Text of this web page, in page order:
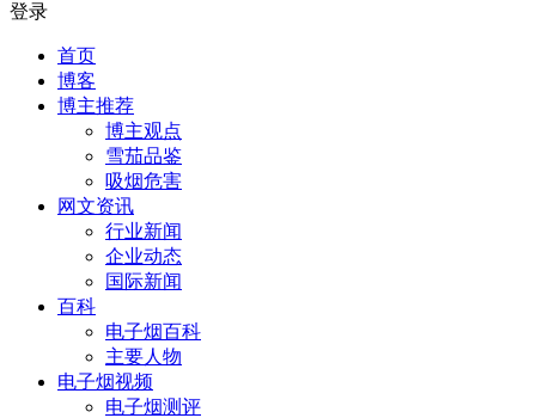
登录
首页
博客
博主推荐
博主观点
雪茄品鉴
吸烟危害
网文资讯
行业新闻
企业动态
国际新闻
百科
电子烟百科
主要人物
电子烟视频
电子烟测评